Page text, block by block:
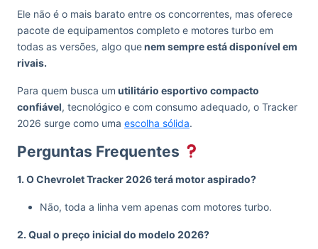
Ele não é o mais barato entre os concorrentes, mas oferece
pacote de equipamentos completo e motores turbo em
todas as versões, algo quenem sempre está disponível em
rivais.
Para quem busca um utilitário esportivo compacto
confiável, tecnológico e com consumo adequado, o Tracker
2026 surge como uma escolha sólida.
Perguntas Frequentes
1. O Chevrolet Tracker 2026 terá motor aspirado?
Não, toda a linha vem apenas com motores turbo.
2. Qual o preço inicial do modelo 2026?